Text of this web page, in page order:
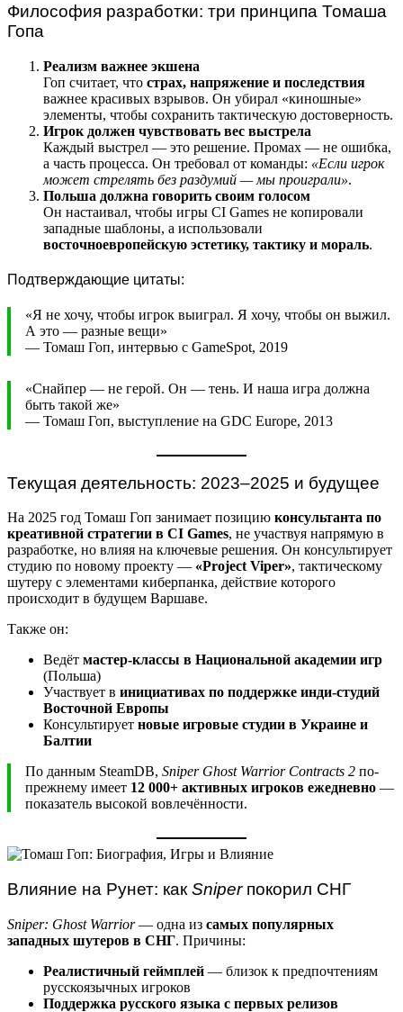
Философия разработки: три принципа Томаша
Гопа
Реализм важнее экшена
Гоп считает, что страх, напряжение и последствия
важнее красивых взрывов. Он убирал «киношные»
элементы, чтобы сохранить тактическую достоверность.
Игрок должен чувствовать вес выстрела
Каждый выстрел — это решение. Промах — не ошибка,
а часть процесса. Он требовал от команды: «Если игрок
может стрелять без раздумий — мы проиграли».
Польша должна говорить своим голосом
Он настаивал, чтобы игры CI Games не копировали
западные шаблоны, а использовали
восточноевропейскую эстетику, тактику и мораль.
Подтверждающие цитаты:
«Я не хочу, чтобы игрок выиграл. Я хочу, чтобы он выжил.
А это — разные вещи»
— Томаш Гоп, интервью с GameSpot, 2019
«Снайпер — не герой. Он — тень. И наша игра должна
быть такой же»
— Томаш Гоп, выступление на GDC Europe, 2013
Текущая деятельность: 2023–2025 и будущее
На 2025 год Томаш Гоп занимает позицию консультанта по
креативной стратегии в CI Games, не участвуя напрямую в
разработке, но влияя на ключевые решения. Он консультирует
студию по новому проекту — «Project Viper», тактическому
шутеру с элементами киберпанка, действие которого
происходит в будущем Варшаве.
Также он:
Ведёт мастер-классы в Национальной академии игр
(Польша)
Участвует в инициативах по поддержке инди-студий
Восточной Европы
Консультирует новые игровые студии в Украине и
Балтии
По данным SteamDB, Sniper Ghost Warrior Contracts 2 по-
прежнему имеет 12 000+ активных игроков ежедневно —
показатель высокой вовлечённости.
Влияние на Рунет: какSniperпокорил СНГ
Sniper: Ghost Warrior— одна из самых популярных
западных шутеров в СНГ. Причины:
Реалистичный геймплей — близок к предпочтениям
русскоязычных игроков
Поддержка русского языка с первых релизов